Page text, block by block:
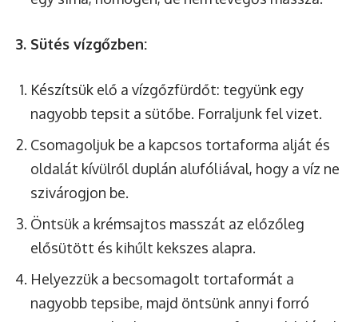
3. Sütés vízgőzben:
Készítsük elő a vízgőzfürdőt: tegyünk egy
nagyobb tepsit a sütőbe. Forraljunk fel vizet.
Csomagoljuk be a kapcsos tortaforma alját és
oldalát kívülről duplán alufóliával, hogy a víz ne
szivárogjon be.
Öntsük a krémsajtos masszát az előzőleg
elősütött és kihűlt kekszes alapra.
Helyezzük a becsomagolt tortaformát a
nagyobb tepsibe, majd öntsünk annyi forró